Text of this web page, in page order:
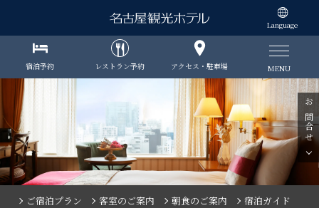
Language
宿泊予約 レストラン予約 アクセス・駐車場 MENU
ご宿泊プラン 客室のご案内 朝食のご案内
宿泊ガイド
お問合せ